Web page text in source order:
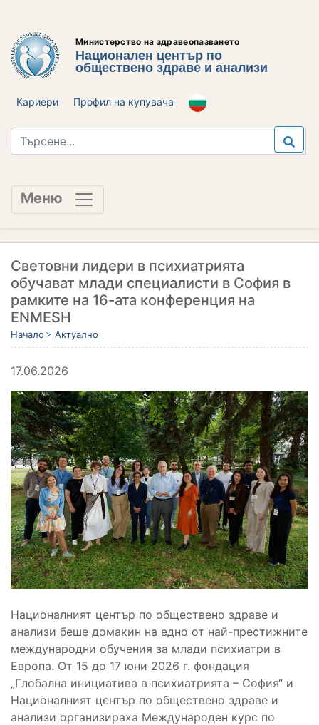
Министерство на здравеопазването
Национален център по
обществено здраве и анализи
Кариери Профил на купувача
Меню
Световни лидери в психиатрията
обучават млади специалисти в София в
рамките на 16-ата конференция на
ENMESH
Начало Актуално
17.06.2026
Националният център по обществено здраве и
анализи беше домакин на едно от най-престижните
международни обучения за млади психиатри в
Европа. От 15 до 17 юни 2026 г. фондация
„Глобална инициатива в психиатрията – София“ и
Националният център по обществено здраве и
анализи организираха Международен курс по